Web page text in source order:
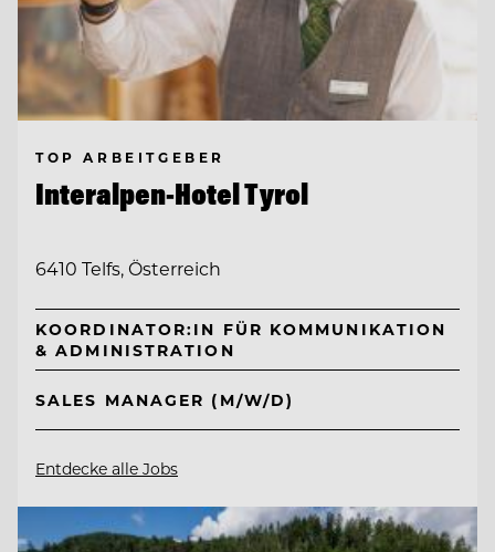
TOP ARBEITGEBER
Interalpen-Hotel Tyrol
6410 Telfs, Österreich
KOORDINATOR:IN FÜR KOMMUNIKATION
& ADMINISTRATION
SALES MANAGER (M/W/D)
Entdecke alle Jobs